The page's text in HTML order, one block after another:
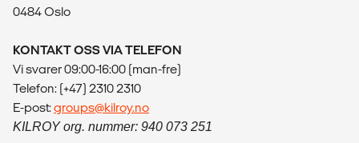
0484 Oslo
KONTAKT OSS VIA TELEFON
Vi svarer 09:00-16:00 (man-fre)
Telefon: (+47) 2310 2310
E-post:groups@kilroy.no
KILROY org. nummer: 940 073 251